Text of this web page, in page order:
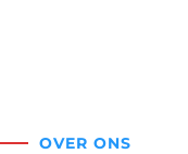
OVER ONS